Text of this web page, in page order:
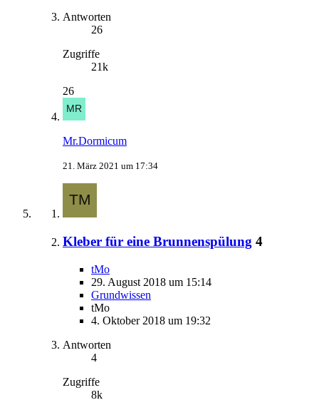
Antworten
26
Zugriffe
21k
26
Mr.Dormicum
21. März 2021 um 17:34
Kleber für eine Brunnenspülung 4
tMo
29. August 2018 um 15:14
Grundwissen
tMo
4. Oktober 2018 um 19:32
Antworten
4
Zugriffe
8k